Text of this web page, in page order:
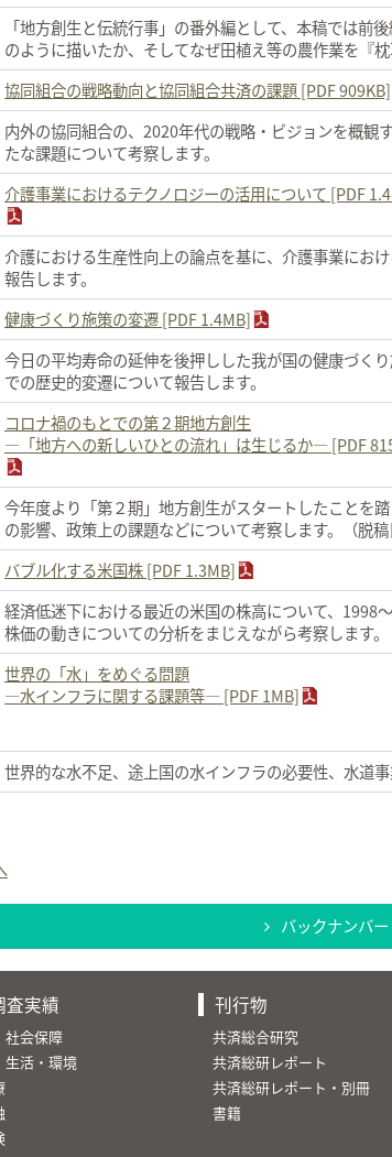
「地方創生と伝統行事」の番外編として、本稿では前
のように描いたか、そしてなぜ田植え等の農作業を『
協同組合の戦略動向と協同組合共済の課題 [PDF 909KB]
内外の協同組合の、2020年代の戦略・ビジョンを概観
たな課題について考察します。
介護事業におけるテクノロジーの活用について [PDF
介護における生産性向上の論点を基に、介護事業にお
報告します。
健康づくり施策の変遷 [PDF 1.4MB]
今日の平均寿命の延伸を後押しした我が国の健康づく
での歴史的変遷について報告します。
コロナ禍のもとでの第２期地方創生
―「地方への新しいひとの流れ」は生じるか― [PDF
今年度より「第２期」地方創生がスタートしたことを
の影響、政策上の課題などについて考察します。（脱稿
バブル化する米国株 [PDF 1.3MB]
経済低迷下における最近の米国の株高について、1998
株価の動きについての分析をまじえながら考察します。
世界の「水」をめぐる問題
―水インフラに関する課題等― [PDF 1MB]
世界的な水不足、途上国の水インフラの必要性、水道
バックナンバー
査実績
社会保障
生活・環境
刊行物
共済総合研究
共済総研レポート
共済総研レポート・別冊
書籍